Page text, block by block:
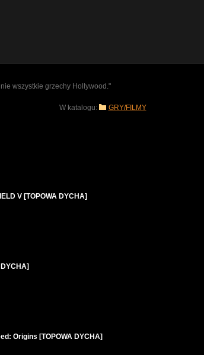
wszystkie grzechy Hollywood."
W katalogu: GRY/FILMY
V [TOPOWA DYCHA]
Origins [TOPOWA DYCHA]